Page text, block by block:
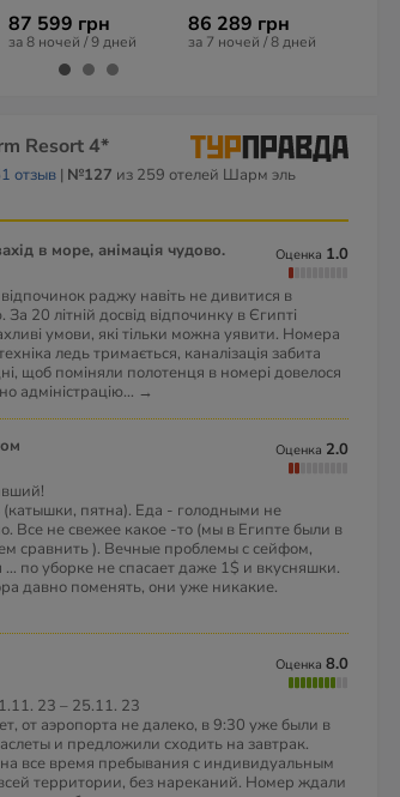
87 599 грн
за 8 ночей / 9 дней
86 289 грн
за 7 ночей / 8 дней
Resort 4*
отзыв | №127 из 259 отелей Шарм эль
в море, анімація чудово. Оценка
1.0
раджу навіть не дивитися в
20 літній досвід відпочинку в Єгипті
умови, які тільки можна уявити. Номера
ледь тримається, каналізація забита
щоб поміняли полотенця в номері довелося
адміністрацію... →
Оценка
2.0
(катышки, пятна). Еда - голодными не
Все не свежее какое -то (мы в Египте были в
сравнить ). Вечные проблемы с сейфом,
по уборке не спасает даже 1$ и вкусняшки.
давно поменять, они уже никакие.
Оценка
8.0
23 – 25.11. 23
от аэропорта не далеко, в 9:30 уже были в
и предложили сходить на завтрак.
все время пребывания с индивидуальным
территории, без нареканий. Номер ждали